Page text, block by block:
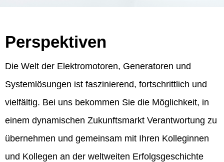
Perspektiven
Die Welt der Elektromotoren, Generatoren und
Systemlösungen ist faszinierend, fortschrittlich und
vielfältig. Bei uns bekommen Sie die Möglichkeit, in
einem dynamischen Zukunftsmarkt Verantwortung zu
übernehmen und gemeinsam mit Ihren Kolleginnen
und Kollegen an der weltweiten Erfolgsgeschichte